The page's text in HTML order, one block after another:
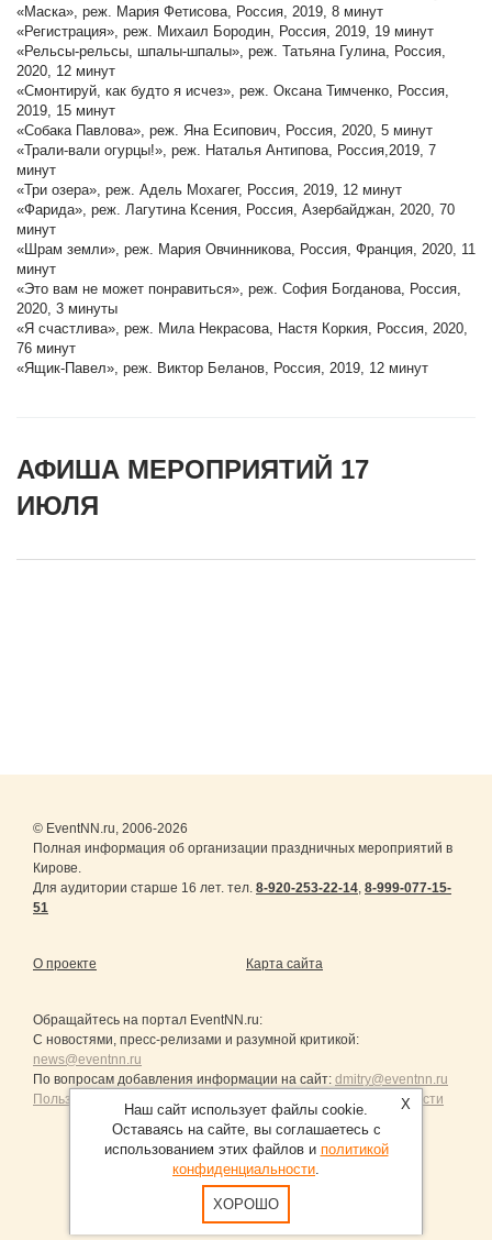
«Маска», реж. Мария Фетисова, Россия, 2019, 8 минут
«Регистрация», реж. Михаил Бородин, Россия, 2019, 19 минут
«Рельсы-рельсы, шпалы-шпалы», реж. Татьяна Гулина, Россия,
2020, 12 минут
«Смонтируй, как будто я исчез», реж. Оксана Тимченко, Россия,
2019, 15 минут
«Собака Павлова», реж. Яна Есипович, Россия, 2020, 5 минут
«Трали-вали огурцы!», реж. Наталья Антипова, Россия,2019, 7
минут
«Три озера», реж. Адель Мохагег, Россия, 2019, 12 минут
«Фарида», реж. Лагутина Ксения, Россия, Азербайджан, 2020, 70
минут
«Шрам земли», реж. Мария Овчинникова, Россия, Франция, 2020, 11
минут
«Это вам не может понравиться», реж. София Богданова, Россия,
2020, 3 минуты
«Я счастлива», реж. Мила Некрасова, Настя Коркия, Россия, 2020,
76 минут
«Ящик-Павел», реж. Виктор Беланов, Россия, 2019, 12 минут
АФИША МЕРОПРИЯТИЙ 17
ИЮЛЯ
© EventNN.ru, 2006-2026
Полная информация об организации праздничных мероприятий в
Кирове.
Для аудитории старше 16 лет. тел. 8-920-253-22-14, 8-999-077-15-
51
О проекте Карта сайта
Обращайтесь на портал EventNN.ru:
С новостями, пресс-релизами и разумной критикой:
news@eventnn.ru
По вопросам добавления информации на сайт: dmitry@eventnn.ru
Пользовательское Соглашение и политика конфиденциальности
Продвижение сайтов Санкт-Петербург
X
Наш сайт использует файлы cookie.
Оставаясь на сайте, вы соглашаетесь с
использованием этих файлов и политикой
конфиденциальности.
ХОРОШО